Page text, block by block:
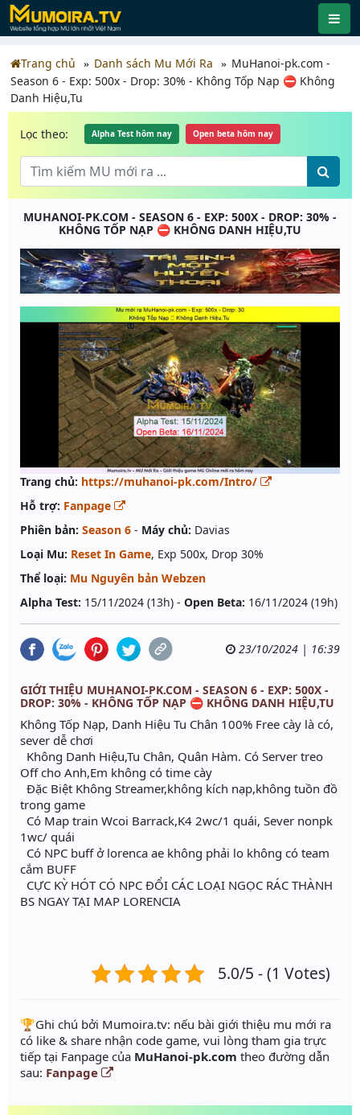
Trang chủ Danh sách Mu Mới Ra
MuHanoi-pk.com -
Season 6 - Exp: 500x - Drop: 30% - Không Tốp Nạp ⛔ Không
Danh Hiệu,Tu
Lọc theo: Alpha Test hôm nay Open beta hôm nay
MUHANOI-PK.COM - SEASON 6 - EXP: 500X - DROP: 30% -
KHÔNG TỐP NẠP ⛔ KHÔNG DANH HIỆU,TU
Trang chủ: https://muhanoi-pk.com/Intro/
Hỗ trợ: Fanpage
Phiên bản: Season 6 - Máy chủ: Davias
Loại Mu: Reset In Game, Exp 500x, Drop 30%
Thể loại: Mu Nguyên bản Webzen
Alpha Test: 15/11/2024 (13h) - Open Beta: 16/11/2024 (19h)
23/10/2024 | 16:39
GIỚI THIỆU MUHANOI-PK.COM - SEASON 6 - EXP: 500X -
DROP: 30% - KHÔNG TỐP NẠP ⛔ KHÔNG DANH HIỆU,TU
Không Tốp Nạp, Danh Hiệu Tu Chân 100% Free cày là có,
sever dễ chơi
Không Danh Hiệu,Tu Chân, Quân Hàm. Có Server treo
Off cho Anh,Em không có time cày
Đặc Biệt Không Streamer,không kích nạp,không tuồn đồ
trong game
Có Map train Wcoi Barrack,K4 2wc/1 quái, Sever nonpk
1wc/ quái
Có NPC buff ở lorenca ae không phải lo không có team
cắm BUFF
CỰC KỲ HÓT CÓ NPC ĐỔI CÁC LOẠI NGỌC RÁC THÀNH
BS NGAY TẠI MAP LORENCIA
5.0/5 - (1 Votes)
️🏆Ghi chú bởi Mumoira.tv: nếu bài giới thiệu mu mới ra
có like & share nhận code game, vui lòng tham gia trực
tiếp tại Fanpage của MuHanoi-pk.com theo đường dẫn
sau: Fanpage